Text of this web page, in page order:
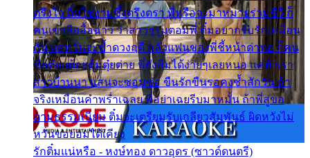
ตรึงใจ ติ๋มใช่งามซึ้งตรึงตรา พี่หรือจะมาหมายร่วมชีวี ก็
คนเขาลืออื้อฉาว ว่าสาวๆรุมตอมพี่ ติ๋มอยากรับรักเหมือน
กัน แต่หวั่นจะช้ำดวงฤดี กลัวแฟนของพี่ชี้หน้าด่าทอ ก็คน
ชื่อต๋อยต้อยตุ้มตุ๋ยต่าย พี่ยังลืมได้ง่ายๆเลยหนอ แค่ตัวเรา
สาวบ้านนา แสนจะซอมซ่อ ขืนรักขืนรอคงช้ำสักวัน ถ้า
จริงเหมือนคำพร่ำเฉลย พี่อย่าเฉยรีบมาหมั้น ถ้าพี่สู่ขอ
ตามธรรมเนียม ติ๋มจะเตรียมรับเกลียวสัมพันธ์ ผิดหวังไม่
หวั่นขอยอมได้เคียง
รักติ๋มแน่หรือ - หงษ์ทอง ดาวอุดร (ซาวด์ดนตรี)